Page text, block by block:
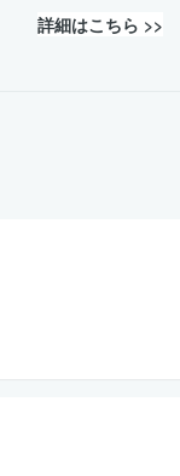
詳細はこちら >>